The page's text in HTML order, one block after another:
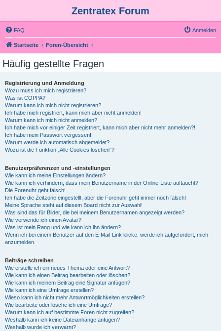
Zentratex Forum
FAQ Anmelden
Startseite Foren-Übersicht
Häufig gestellte Fragen
Registrierung und Anmeldung
Wozu muss ich mich registrieren?
Was ist COPPA?
Warum kann ich mich nicht registrieren?
Ich habe mich registriert, kann mich aber nicht anmelden!
Warum kann ich mich nicht anmelden?
Ich habe mich vor einiger Zeit registriert, kann mich aber nicht mehr anmelden?!
Ich habe mein Passwort vergessen!
Warum werde ich automatisch abgemeldet?
Wozu ist die Funktion „Alle Cookies löschen“?
Benutzerpräferenzen und -einstellungen
Wie kann ich meine Einstellungen ändern?
Wie kann ich verhindern, dass mein Benutzername in der Online-Liste auftaucht?
Die Forenuhr geht falsch!
Ich habe die Zeitzone eingestellt, aber die Forenuhr geht immer noch falsch!
Meine Sprache steht auf diesem Board nicht zur Auswahl!
Was sind das für Bilder, die bei meinem Benutzernamen angezeigt werden?
Wie verwende ich einen Avatar?
Was ist mein Rang und wie kann ich ihn ändern?
Wenn ich bei einem Benutzer auf den E-Mail-Link klicke, werde ich aufgefordert, mich
anzumelden.
Beiträge schreiben
Wie erstelle ich ein neues Thema oder eine Antwort?
Wie kann ich einen Beitrag bearbeiten oder löschen?
Wie kann ich meinem Beitrag eine Signatur anfügen?
Wie kann ich eine Umfrage erstellen?
Wieso kann ich nicht mehr Antwortmöglichkeiten erstellen?
Wie bearbeite oder lösche ich eine Umfrage?
Warum kann ich auf bestimmte Foren nicht zugreifen?
Weshalb kann ich keine Dateianhänge anfügen?
Weshalb wurde ich verwarnt?